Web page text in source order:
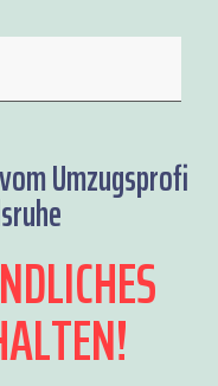
Umzugsprofi